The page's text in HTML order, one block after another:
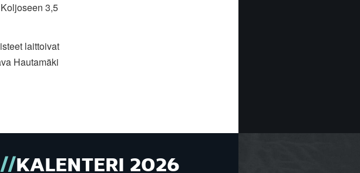
3,5
laittoivat
Hautamäki
KALENTERI 2026